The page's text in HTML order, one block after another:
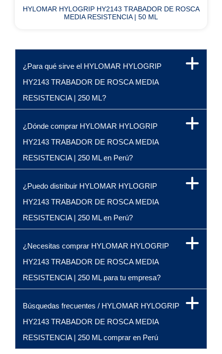
HYLOMAR HYLOGRIP HY2143 TRABADOR DE ROSCA
MEDIA RESISTENCIA | 50 ML
¿Para qué sirve el HYLOMAR HYLOGRIP
HY2143 TRABADOR DE ROSCA MEDIA
RESISTENCIA | 250 ML?
¿Dónde comprar HYLOMAR HYLOGRIP
HY2143 TRABADOR DE ROSCA MEDIA
RESISTENCIA | 250 ML en Perú?
¿Puedo distribuir HYLOMAR HYLOGRIP
HY2143 TRABADOR DE ROSCA MEDIA
RESISTENCIA | 250 ML en Perú?
¿Necesitas comprar HYLOMAR HYLOGRIP
HY2143 TRABADOR DE ROSCA MEDIA
RESISTENCIA | 250 ML para tu empresa?
Búsquedas frecuentes / HYLOMAR HYLOGRIP
HY2143 TRABADOR DE ROSCA MEDIA
RESISTENCIA | 250 ML comprar en Perú